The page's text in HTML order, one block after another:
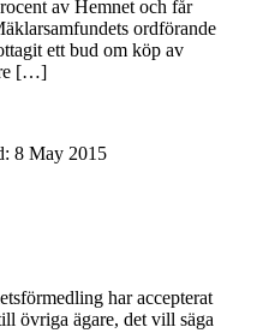
av Hemnet och får
ordförande
ett bud om köp av
[…]
8 May 2015
har accepterat
övriga ägare, det vill säga